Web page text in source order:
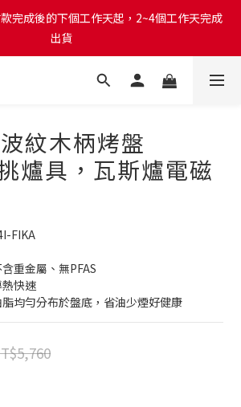
完成後的下個工作天起，2~4個工作天完成
出貨
出貨
台灣本島消費滿$999免運費
出貨
紋木柄烤盤
爐具，瓦斯爐電磁
FIKA
重金屬、無PFAS
快速
均勻分布於盤底，省油少煙好健康